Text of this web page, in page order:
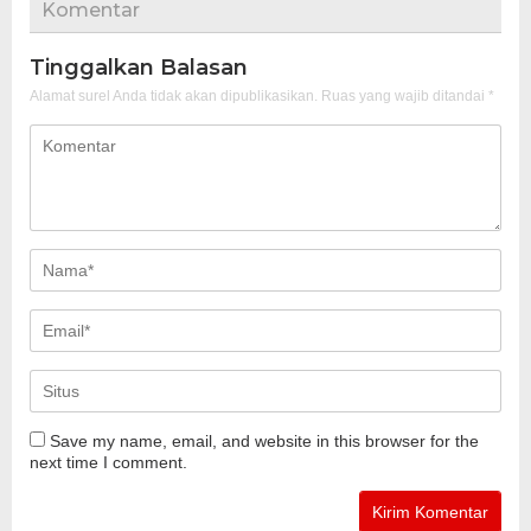
Komentar
Tinggalkan Balasan
Alamat surel Anda tidak akan dipublikasikan. Ruas yang wajib ditandai *
Save my name, email, and website in this browser for the
next time I comment.